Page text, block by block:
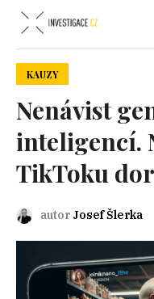
KAUZY
Nenávist
inteligencí.
TikToku
autor Josef Šlerka